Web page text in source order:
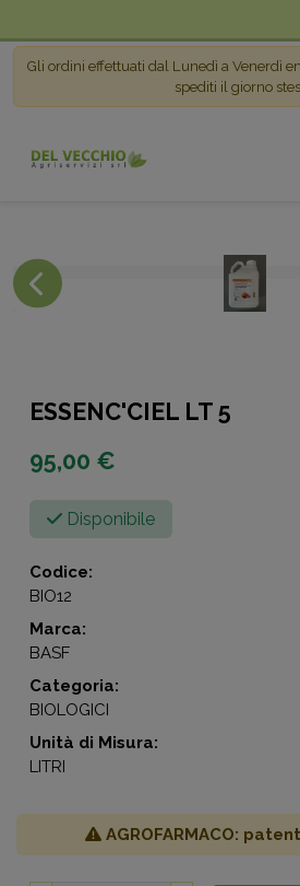
Gli ordini effettuati dal Lunedì a Venerdì
spediti il giorno
ESSENC'CIEL LT 5
95,00 €
Disponibile
Codice:
BIO12
Marca:
BASF
Categoria:
BIOLOGICI
Unità di Misura:
LITRI
AGROFARMACO: